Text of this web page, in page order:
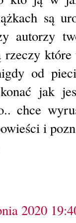
są
autorzy
które
od
jak
chce
i
2020